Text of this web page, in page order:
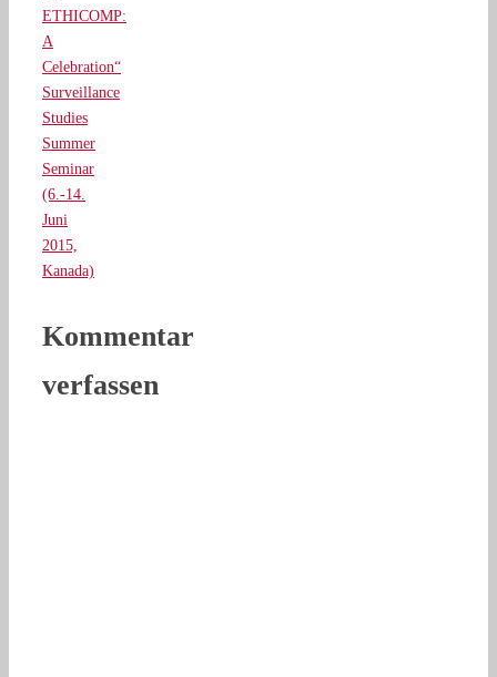
ETHICOMP:
A
Celebration“
Surveillance
Studies
Summer
Seminar
(6.-14.
Juni
2015,
Kanada)
Kommentar
verfassen